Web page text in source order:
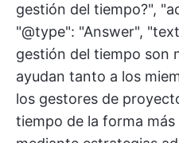
gestión del tiempo?",
"@type": "Answer",
gestión del tiempo son
ayudan tanto a los
los gestores de
tiempo de la forma